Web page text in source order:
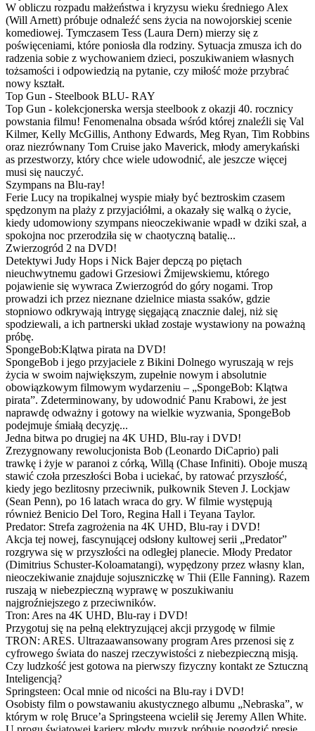
W obliczu rozpadu małżeństwa i kryzysu wieku średniego Alex
(Will Arnett) próbuje odnaleźć sens życia na nowojorskiej scenie
komediowej. Tymczasem Tess (Laura Dern) mierzy się z
poświęceniami, które poniosła dla rodziny. Sytuacja zmusza ich do
radzenia sobie z wychowaniem dzieci, poszukiwaniem własnych
tożsamości i odpowiedzią na pytanie, czy miłość może przybrać
nowy kształt.
Top Gun - Steelbook BLU- RAY
Top Gun - kolekcjonerska wersja steelbook z okazji 40. rocznicy
powstania filmu! Fenomenalna obsada wśród której znaleźli się Val
Kilmer, Kelly McGillis, Anthony Edwards, Meg Ryan, Tim Robbins
oraz niezrównany Tom Cruise jako Maverick, młody amerykański
as przestworzy, który chce wiele udowodnić, ale jeszcze więcej
musi się nauczyć.
Szympans na Blu-ray!
Ferie Lucy na tropikalnej wyspie miały być beztroskim czasem
spędzonym na plaży z przyjaciółmi, a okazały się walką o życie,
kiedy udomowiony szympans nieoczekiwanie wpadł w dziki szał, a
spokojna noc przerodziła się w chaotyczną batalię...
Zwierzogród 2 na DVD!
Detektywi Judy Hops i Nick Bajer depczą po piętach
nieuchwytnemu gadowi Grzesiowi Żmijewskiemu, którego
pojawienie się wywraca Zwierzogród do góry nogami. Trop
prowadzi ich przez nieznane dzielnice miasta ssaków, gdzie
stopniowo odkrywają intrygę sięgającą znacznie dalej, niż się
spodziewali, a ich partnerski układ zostaje wystawiony na poważną
próbę.
SpongeBob:Klątwa pirata na DVD!
SpongeBob i jego przyjaciele z Bikini Dolnego wyruszają w rejs
życia w swoim największym, zupełnie nowym i absolutnie
obowiązkowym filmowym wydarzeniu – „SpongeBob: Klątwa
pirata”. Zdeterminowany, by udowodnić Panu Krabowi, że jest
naprawdę odważny i gotowy na wielkie wyzwania, SpongeBob
podejmuje śmiałą decyzję...
Jedna bitwa po drugiej na 4K UHD, Blu-ray i DVD!
Zrezygnowany rewolucjonista Bob (Leonardo DiCaprio) pali
trawkę i żyje w paranoi z córką, Willą (Chase Infiniti). Oboje muszą
stawić czoła przeszłości Boba i uciekać, by ratować przyszłość,
kiedy jego bezlitosny przeciwnik, pułkownik Steven J. Lockjaw
(Sean Penn), po 16 latach wraca do gry. W filmie występują
również Benicio Del Toro, Regina Hall i Teyana Taylor.
Predator: Strefa zagrożenia na 4K UHD, Blu-ray i DVD!
Akcja tej nowej, fascynującej odsłony kultowej serii „Predator”
rozgrywa się w przyszłości na odległej planecie. Młody Predator
(Dimitrius Schuster-Koloamatangi), wypędzony przez własny klan,
nieoczekiwanie znajduje sojuszniczkę w Thii (Elle Fanning). Razem
ruszają w niebezpieczną wyprawę w poszukiwaniu
najgroźniejszego z przeciwników.
Tron: Ares na 4K UHD, Blu-ray i DVD!
Przygotuj się na pełną elektryzującej akcji przygodę w filmie
TRON: ARES. Ultrazaawansowany program Ares przenosi się z
cyfrowego świata do naszej rzeczywistości z niebezpieczną misją.
Czy ludzkość jest gotowa na pierwszy fizyczny kontakt ze Sztuczną
Inteligencją?
Springsteen: Ocal mnie od nicości na Blu-ray i DVD!
Osobisty film o powstawaniu akustycznego albumu „Nebraska”, w
którym w rolę Bruce’a Springsteena wcielił się Jeremy Allen White.